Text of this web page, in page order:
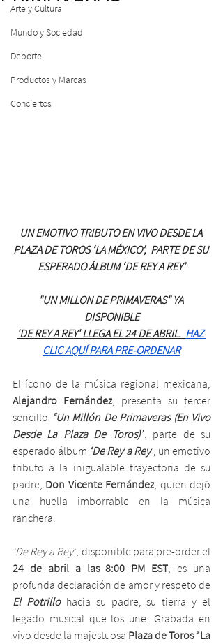
Arte y Cultura
Mundo y Sociedad
Deporte
Productos y Marcas
Conciertos
UN EMOTIVO TRIBUTO EN VIVO DESDE LA
PLAZA DE TOROS ‘LA MÉXICO’,  PARTE DE SU
ESPERADO ÁLBUM ‘DE REY A REY’
"UN MILLON DE PRIMAVERAS" YA
DISPONIBLE
'DE REY A REY' LLEGA EL 24 DE ABRIL. HAZ
CLIC AQUÍ PARA PRE-ORDENAR
Alejandro Fernández, presenta su tercer
sencillo “Un Millón De Primaveras (En Vivo
Desde La Plaza De Toros)”, parte de su
esperado álbum ‘De Rey a Rey’, un emotivo
tributo a la inigualable trayectoria de su
padre, Don Vicente Fernández, quien dejó
una huella imborrable en la música
ranchera.
‘De Rey a Rey’
24 de abril a las 8:00 PM EST, es una
El Potrillo hacia su padre, su tierra y el
legado musical que los une. Grabada en
vivo desde la majestuosa Plaza de Toros “La